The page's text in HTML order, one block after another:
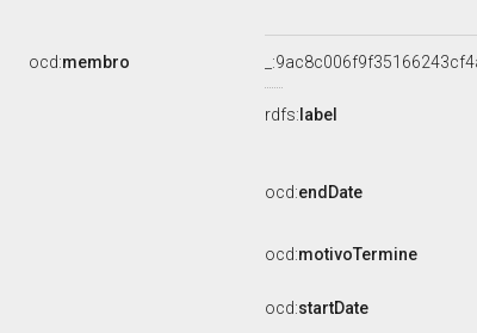
ocd:membro
rdfs: label
ocd:endDate
ocd:motivoTermine
ocd:startDate